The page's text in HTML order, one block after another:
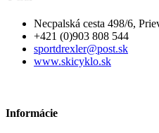
Necpalská cesta 498/6,
+421 (0)903 808 544
sportdrexler@post.sk
www.skicyklo.sk
Informácie